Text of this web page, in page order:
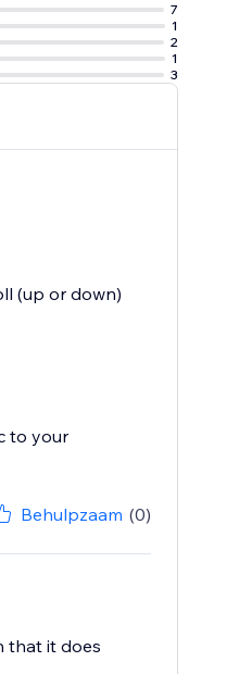
7
1
2
1
3
(up or down)
to your
Behulpzaam (0)
that it does